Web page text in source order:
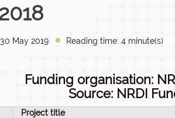
May 2019 Reading time: 4 minute(s)
Funding organisation:
Source: NRDI
Project title